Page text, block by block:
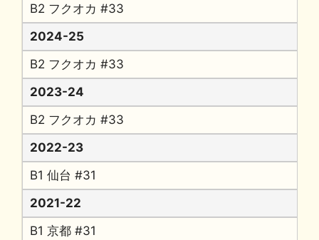
B2 フクオカ #33
2024-25
B2 フクオカ #33
2023-24
B2 フクオカ #33
2022-23
B1 仙台 #31
2021-22
B1 京都 #31